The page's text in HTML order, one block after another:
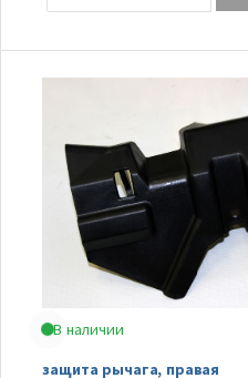
В наличии
защита рычага, правая